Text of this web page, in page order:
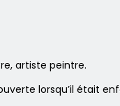
artiste peintre.
lorsqu’il était